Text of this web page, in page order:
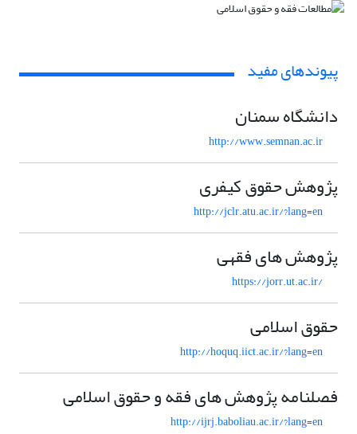
پیوندهای مفید
دانشگاه سمنان
http://www.semnan.ac.ir
پژوهش حقوق کیفری
http://jclr.atu.ac.ir/?lang=en
پژوهش های فقهی
https://jorr.ut.ac.ir/
حقوق اسلامی
http://hoquq.iict.ac.ir/?lang=en
فصلنامه پژوهش های فقه و حقوق اسلامی
http://ijrj.baboliau.ac.ir/?lang=en